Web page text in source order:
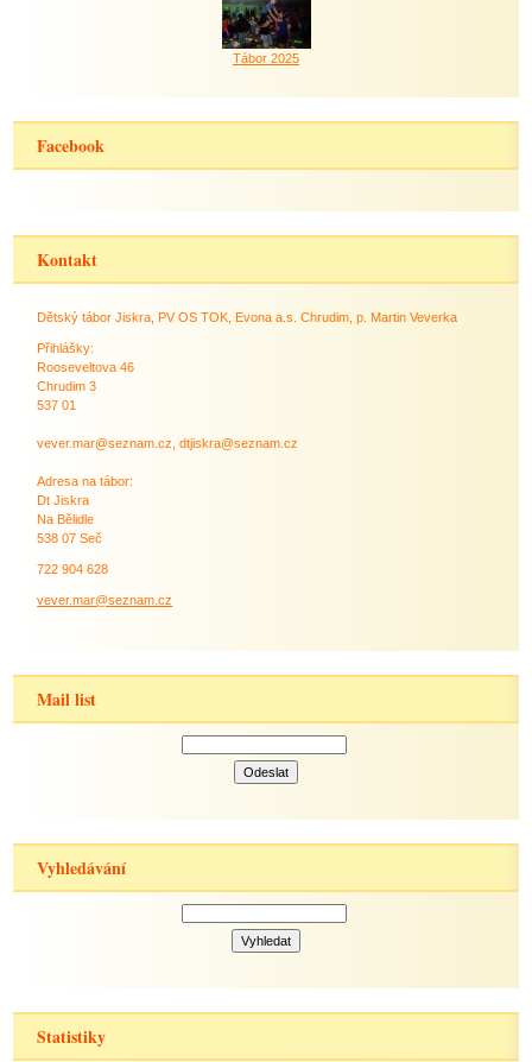
Tábor 2025
Facebook
Kontakt
Dětský tábor Jiskra, PV OS TOK, Evona a.s. Chrudim, p. Martin Veverka
Přihlášky:
Rooseveltova 46
Chrudim 3
537 01
vever.mar@seznam.cz, dtjiskra@seznam.cz
Adresa na tábor:
Dt Jiskra
Na Bělidle
538 07 Seč
722 904 628
vever.mar@seznam.cz
Mail list
Vyhledávání
Statistiky